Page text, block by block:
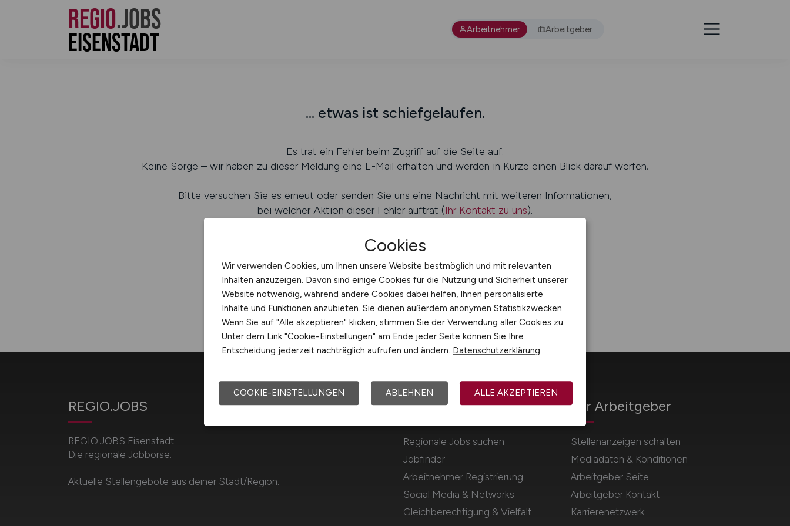
REGIO.JOBS
Eisenstadt Arbeitnehmer Arbeitgeber
... etwas ist schiefgelaufen.
Es trat ein Fehler beim Zugriff auf die Seite auf.
Keine Sorge – wir haben zu dieser Meldung eine E-Mail erhalten und werden in Kürze einen Blick darauf werfen.
Bitte versuchen Sie es erneut oder senden Sie uns eine Nachricht mit weiteren Informationen,
bei welcher Aktion dieser Fehler auftrat (Ihr Kontakt zu uns).
REGIO.JOBS
REGIO.JOBS Eisenstadt
Die regionale Jobbörse.
Aktuelle Stellengebote aus deiner Stadt/Region.
Für Arbeitnehmer
Regionale Jobs suchen
Jobfinder
Arbeitnehmer Registrierung
Social Media & Networks
Gleichberechtigung & Vielfalt
Für Arbeitgeber
Stellenanzeigen schalten
Mediadaten & Konditionen
Arbeitgeber Seite
Arbeitgeber Kontakt
Karrierenetzwerk
Cookies
Wir verwenden Cookies, um Ihnen unsere Website bestmöglich und mit relevanten
Inhalten anzuzeigen. Davon sind einige Cookies für die Nutzung und Sicherheit unserer
Website notwendig, während andere Cookies dabei helfen, Ihnen personalisierte
Inhalte und Funktionen anzubieten. Sie dienen außerdem anonymen Statistikzwecken.
Wenn Sie auf "Alle akzeptieren" klicken, stimmen Sie der Verwendung aller Cookies zu.
Unter dem Link "Cookie-Einstellungen" am Ende jeder Seite können Sie Ihre
Entscheidung jederzeit nachträglich aufrufen und ändern. Datenschutzerklärung
COOKIE-EINSTELLUNGEN ABLEHNEN ALLE AKZEPTIEREN